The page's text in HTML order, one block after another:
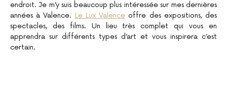
endroit. Je m’y suis beaucoup plus intéressée sur mes dernières
années à Valence. Le Lux Valence offre des expositions, des
spectacles, des films. Un lieu très complet qui vous en
apprendra sur différents types d’art et vous inspirera c’est
certain.